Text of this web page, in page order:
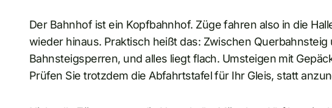
Der Bahnhof ist ein Kopfbahnhof. Züge fahren also in die
wieder hinaus. Praktisch heißt das: Zwischen Querbahnsteig
Bahnsteigsperren, und alles liegt flach. Umsteigen mit
Prüfen Sie trotzdem die Abfahrtstafel für Ihr Gleis, statt